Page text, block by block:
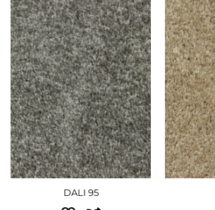
3.00 - 1890 грн
4.00 - 2520 грн
ДЕТАЛЬНІШЕ
DALI 95
3.00 -
4.00 -